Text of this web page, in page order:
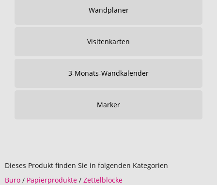
Wandplaner
Visitenkarten
3-Monats-Wandkalender
Marker
Dieses Produkt finden Sie in folgenden Kategorien
Büro / Papierprodukte / Zettelblöcke